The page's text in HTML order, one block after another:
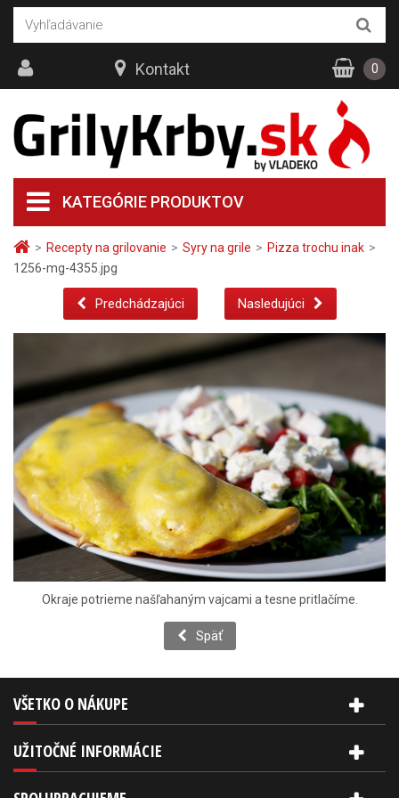
> Recepty na grilovanie > Syry na grile > Pizza trochu inak >
1256-mg-4355.jpg
Predchádzajúci Nasledujúci
Okraje potrieme našľahaným vajcami a tesne pritlačíme.
Späť
KATEGÓRIE PRODUKTOV
Kontakt 0
VŠETKO O NÁKUPE
UŽITOČNÉ INFORMÁCIE